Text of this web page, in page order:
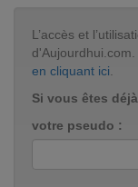
L’accès et
en cliquant ici.
Si vous êtes
votre pseudo :